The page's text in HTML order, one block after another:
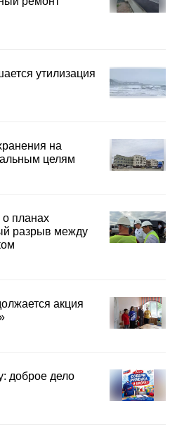
утилизация
на
целям
планах
разрыв между
акция
доброе дело